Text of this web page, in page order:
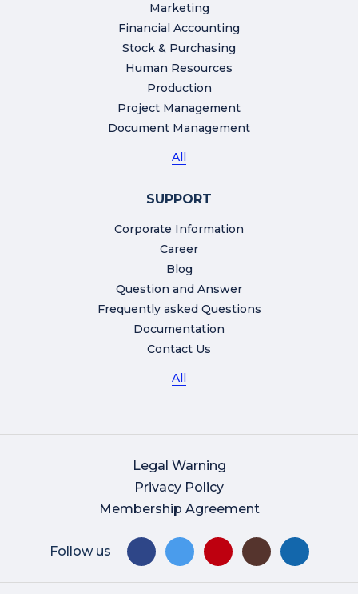
Marketing
Financial Accounting
Stock & Purchasing
Human Resources
Production
Project Management
Document Management
All
SUPPORT
Corporate Information
Career
Blog
Question and Answer
Frequently asked Questions
Documentation
Contact Us
All
Legal Warning
Privacy Policy
Membership Agreement
Follow us